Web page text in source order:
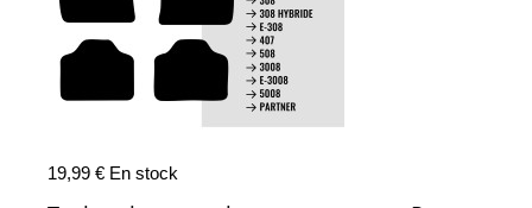
19,99 € En stock